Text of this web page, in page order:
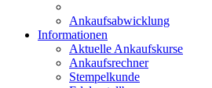
Ankaufsabwicklung
Informationen
Aktuelle Ankaufskurse
Ankaufsrechner
Stempelkunde